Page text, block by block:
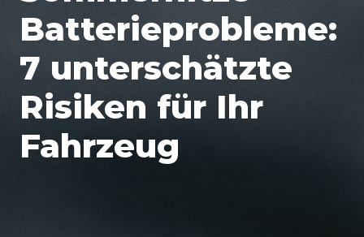
Batterieprobleme:
7 unterschätzte
Risiken für Ihr
Fahrzeug